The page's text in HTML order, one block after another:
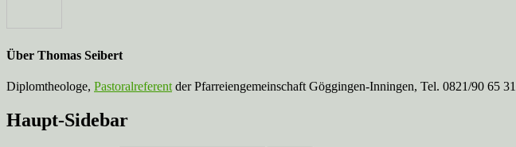
Über Thomas Seibert
Diplomtheologe, Pastoralreferent der Pfarreiengemeinschaft Göggingen-Inningen, Tel. 0821/90 65
Haupt-Sidebar